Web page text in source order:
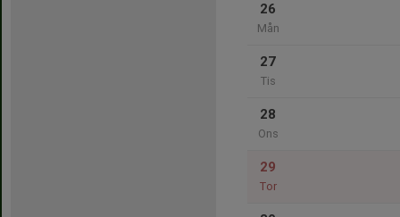
26
Mån
27
Tis
28
Ons
29
Tor